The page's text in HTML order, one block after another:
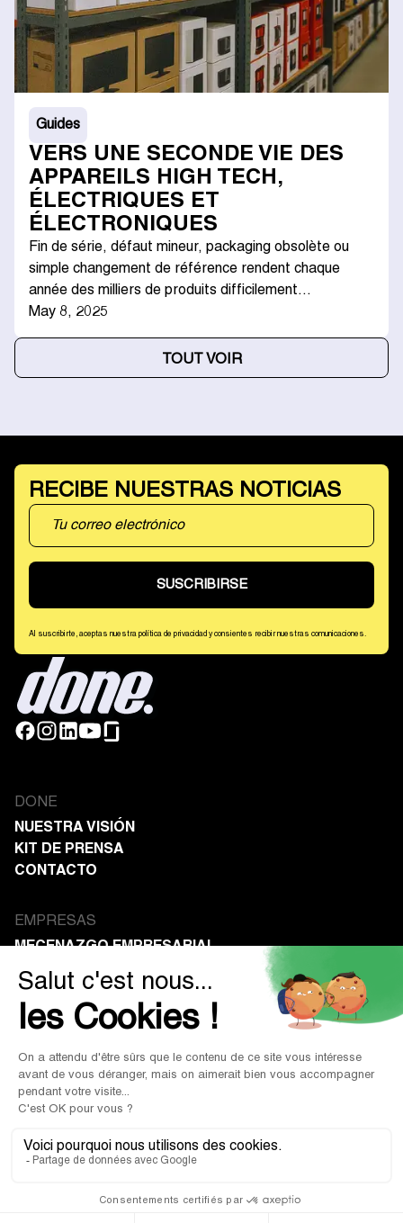
Guides
VERS UNE SECONDE VIE DES
APPAREILS HIGH TECH,
ÉLECTRIQUES ET
ÉLECTRONIQUES
Fin de série, défaut mineur, packaging obsolète ou
simple changement de référence rendent chaque
année des milliers de produits difficilement…
May 8, 2025
TOUT VOIR
RECIBE NUESTRAS NOTICIAS
Al suscribirte, aceptas nuestra política de privacidad y consientes recibir nuestras comunicaciones.
DONE
NUESTRA VISIÓN
KIT DE PRENSA
CONTACTO
EMPRESAS
MECENAZGO EMPRESARIAL
ASOCIACIONES
RECIBIR DONACIONES
RECURSOS
BLOG
GANAR DANDO.
© 2026 Done. Todos los derechos reservados.